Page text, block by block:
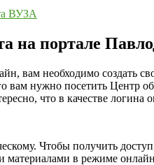
ВУЗА
на портале
вам необходимо создать
вам нужно посетить Центр
что в качестве
Чтобы получить
материалами в режиме